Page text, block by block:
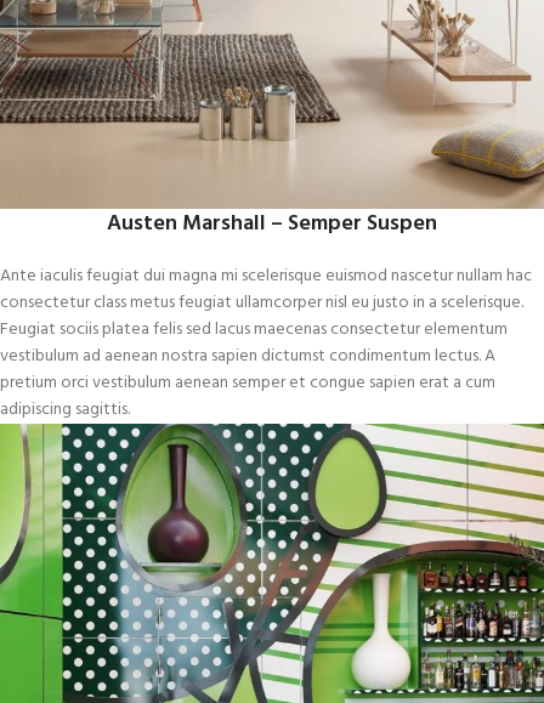
Austen Marshall – Semper Suspen
Ante iaculis feugiat dui magna mi scelerisque euismod nascetur nullam hac
consectetur class metus feugiat ullamcorper nisl eu justo in a scelerisque.
Feugiat sociis platea felis sed lacus maecenas consectetur elementum
vestibulum ad aenean nostra sapien dictumst condimentum lectus. A
pretium orci vestibulum aenean semper et congue sapien erat a cum
adipiscing sagittis.